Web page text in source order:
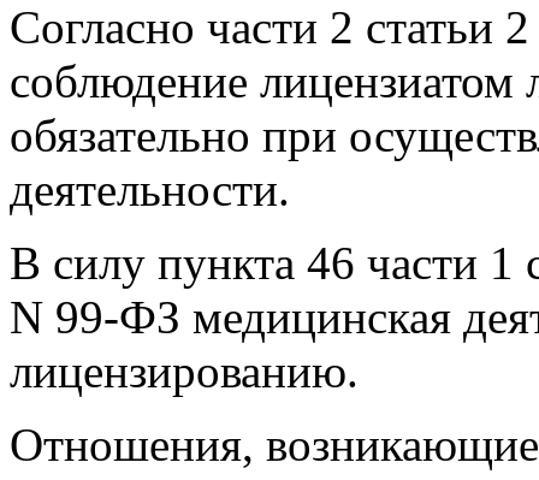
Согласно части 2 статьи
соблюдение
обязательно при
деятельности.
В силу пункта 46 части 1
N 99-ФЗ медицинская
лицензированию.
Отношения,